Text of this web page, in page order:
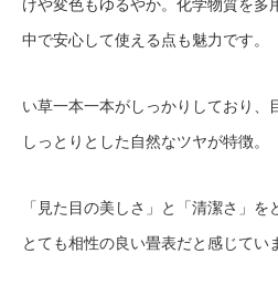
中で安心して使える点も魅力です。
い草一本一本がしっかりしており、
しっとりとした自然なツヤが特徴。
「見た目の美しさ」と「清潔さ」を
とても相性の良い畳表だと感じてい